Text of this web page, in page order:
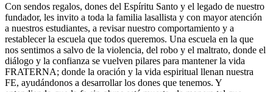
Con sendos regalos, dones del Espíritu Santo y el legado de nuestro
fundador, les invito a toda la familia lasallista y con mayor atención
a nuestros estudiantes, a revisar nuestro comportamiento y a
restablecer la escuela que todos queremos. Una escuela en la que
nos sentimos a salvo de la violencia, del robo y el maltrato, donde el
diálogo y la confianza se vuelven pilares para mantener la vida
FRATERNA; donde la oración y la vida espiritual llenan nuestra
FE, ayudándonos a desarrollar los dones que tenemos. Y